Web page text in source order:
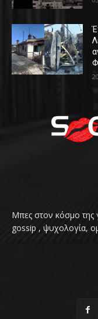
Μπες στον κόσμο της
gossip , ψυχολογία,